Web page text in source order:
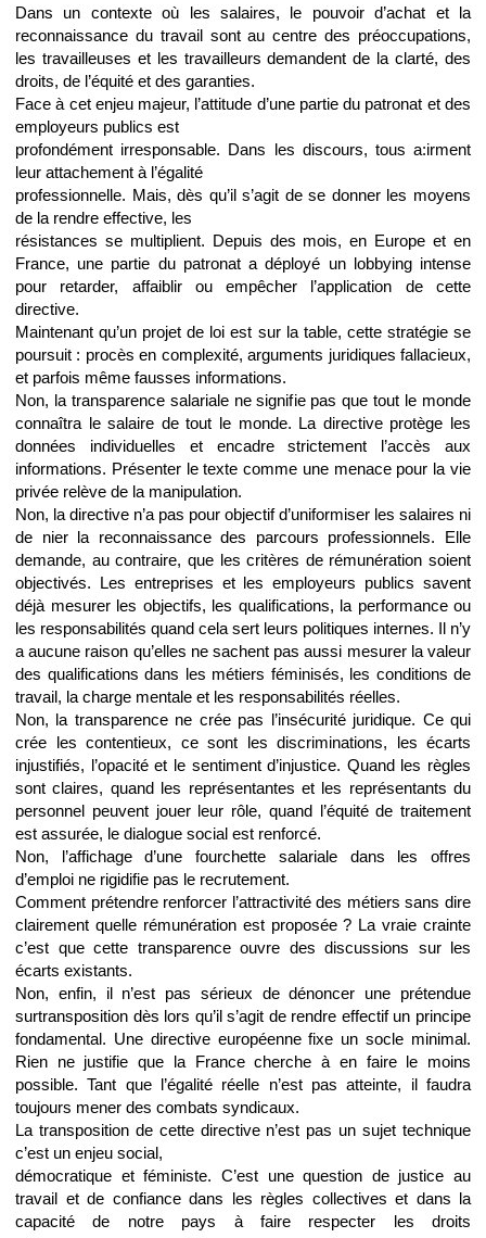
Dans un contexte où les salaires, le pouvoir d’achat et la
reconnaissance du travail sont au centre des préoccupations,
les travailleuses et les travailleurs demandent de la clarté, des
droits, de l’équité et des garanties.
Face à cet enjeu majeur, l’attitude d’une partie du patronat et des
employeurs publics est
profondément irresponsable. Dans les discours, tous a:irment
leur attachement à l’égalité
professionnelle. Mais, dès qu’il s’agit de se donner les moyens
de la rendre effective, les
résistances se multiplient. Depuis des mois, en Europe et en
France, une partie du patronat a déployé un lobbying intense
pour retarder, affaiblir ou empêcher l’application de cette
directive.
Maintenant qu’un projet de loi est sur la table, cette stratégie se
poursuit : procès en complexité, arguments juridiques fallacieux,
et parfois même fausses informations.
Non, la transparence salariale ne signifie pas que tout le monde
connaîtra le salaire de tout le monde. La directive protège les
données individuelles et encadre strictement l’accès aux
informations. Présenter le texte comme une menace pour la vie
privée relève de la manipulation.
Non, la directive n’a pas pour objectif d’uniformiser les salaires ni
de nier la reconnaissance des parcours professionnels. Elle
demande, au contraire, que les critères de rémunération soient
objectivés. Les entreprises et les employeurs publics savent
déjà mesurer les objectifs, les qualifications, la performance ou
les responsabilités quand cela sert leurs politiques internes. Il n’y
a aucune raison qu’elles ne sachent pas aussi mesurer la valeur
des qualifications dans les métiers féminisés, les conditions de
travail, la charge mentale et les responsabilités réelles.
Non, la transparence ne crée pas l’insécurité juridique. Ce qui
crée les contentieux, ce sont les discriminations, les écarts
injustifiés, l’opacité et le sentiment d’injustice. Quand les règles
sont claires, quand les représentantes et les représentants du
personnel peuvent jouer leur rôle, quand l’équité de traitement
est assurée, le dialogue social est renforcé.
Non, l’affichage d’une fourchette salariale dans les offres
d’emploi ne rigidifie pas le recrutement.
Comment prétendre renforcer l’attractivité des métiers sans dire
clairement quelle rémunération est proposée ? La vraie crainte
c’est que cette transparence ouvre des discussions sur les
écarts existants.
Non, enfin, il n’est pas sérieux de dénoncer une prétendue
surtransposition dès lors qu’il s’agit de rendre effectif un principe
fondamental. Une directive européenne fixe un socle minimal.
Rien ne justifie que la France cherche à en faire le moins
possible. Tant que l’égalité réelle n’est pas atteinte, il faudra
toujours mener des combats syndicaux.
La transposition de cette directive n’est pas un sujet technique
c’est un enjeu social,
démocratique et féministe. C’est une question de justice au
travail et de confiance dans les règles collectives et dans la
capacité de notre pays à faire respecter les droits